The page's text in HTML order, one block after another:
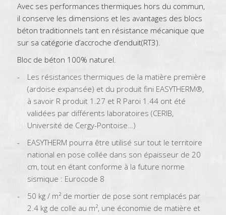
Avec ses performances thermiques hors du commun,
il conserve les dimensions et les avantages des blocs
béton traditionnels tant en résistance mécanique que
sur sa catégorie d’accroche d’enduit(RT3).
Bloc de béton 100% naturel.
Les résistances thermiques de la matière première
(ardoise expansée) et du produit fini EASYTHERM®,
à savoir R produit 1.27 et R Paroi 1.44 ont été
validées par différents laboratoires (CERIB,
Université de Cergy-Pontoise…)
EASYTHERM pourra être utilisé sur tout le territoire
national en pose collée dans son épaisseur de 20
cm, tout en étant conforme à la future norme
sismique : Eurocode 8
50 kg / m² de mortier de pose sont remplacés par
2.4 kg de colle au m², une économie de matière et